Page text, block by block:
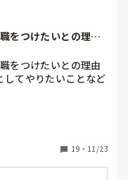
をつけたいとの理由
をつけたいとの理由
してやりたいことなど
ことをやっているよ
を目指したり、今の
19 ・ 11/23